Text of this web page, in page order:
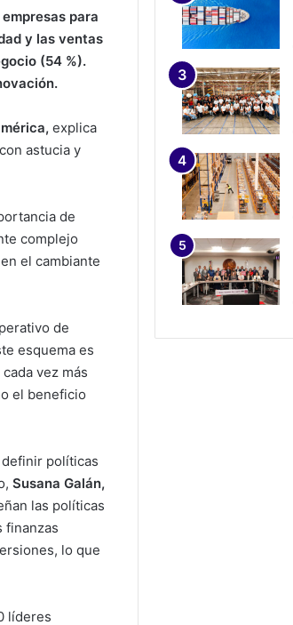
para
y las ventas
(54 %).
explica
astucia y
de
complejo
el cambiante
de
esquema es
vez más
el beneficio
políticas
Susana Galán,
las políticas
finanzas
lo que
líderes